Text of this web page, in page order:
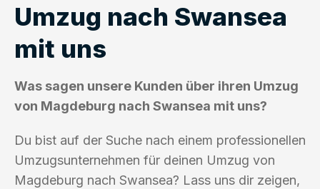
Umzug nach Swansea
mit uns
Was sagen unsere Kunden über ihren Umzug
von Magdeburg nach Swansea mit uns?
Du bist auf der Suche nach einem professionellen
Umzugsunternehmen für deinen Umzug von
Magdeburg nach Swansea? Lass uns dir zeigen,